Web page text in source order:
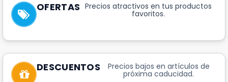
OFERTAS Precios atractivos en tus productos
favoritos.
DESCUENTOS Precios bajos en artículos de
próxima caducidad.